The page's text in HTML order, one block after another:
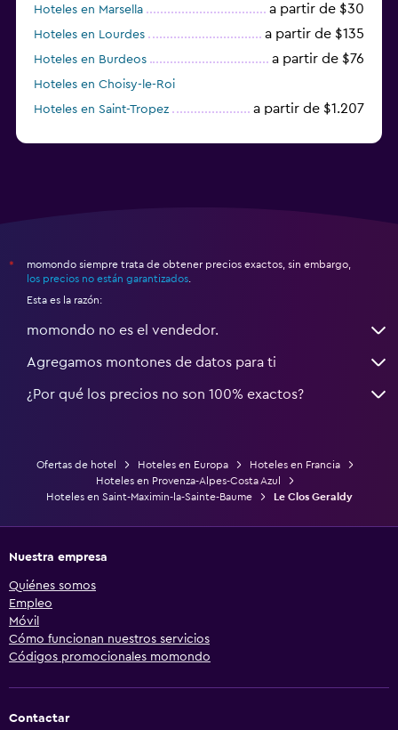
Hoteles en Marsella a partir de $30
Hoteles en Lourdes a partir de $135
Hoteles en Burdeos a partir de $76
Hoteles en Choisy-le-Roi
Hoteles en Saint-Tropez
a partir de $1.207
*
momondo siempre trata de obtener precios exactos, sin embargo,
los precios no están garantizados
Esta es la razón:
momondo no es el vendedor.
Agregamos montones de datos para ti
¿Por qué los precios no son 100% exactos?
Ofertas de hotel Hoteles en Europa
Hoteles en Francia
Hoteles en Provenza-Alpes-Costa Azul
Hoteles en Saint-Maximin-la-Sainte-Baume
Le Clos Geraldy
Nuestra empresa
Quiénes somos
Empleo
Móvil
Cómo funcionan nuestros servicios
Códigos promocionales momondo
Contactar